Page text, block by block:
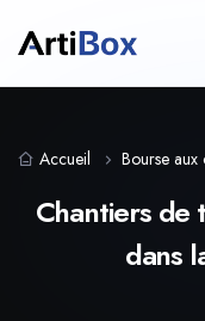
Accueil Bourse aux
Chantiers de
dans